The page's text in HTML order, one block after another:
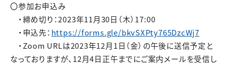
〇参加お申込み
・締め切り：2023年11月30日（木）17:00
・申込先： https://forms.gle/bkvSXPty765DzcWj7
・Zoom URLは2023年12月1日（金）の午後に送信予定と
なっておりますが、12月4日正午までにご案内メールを受信し